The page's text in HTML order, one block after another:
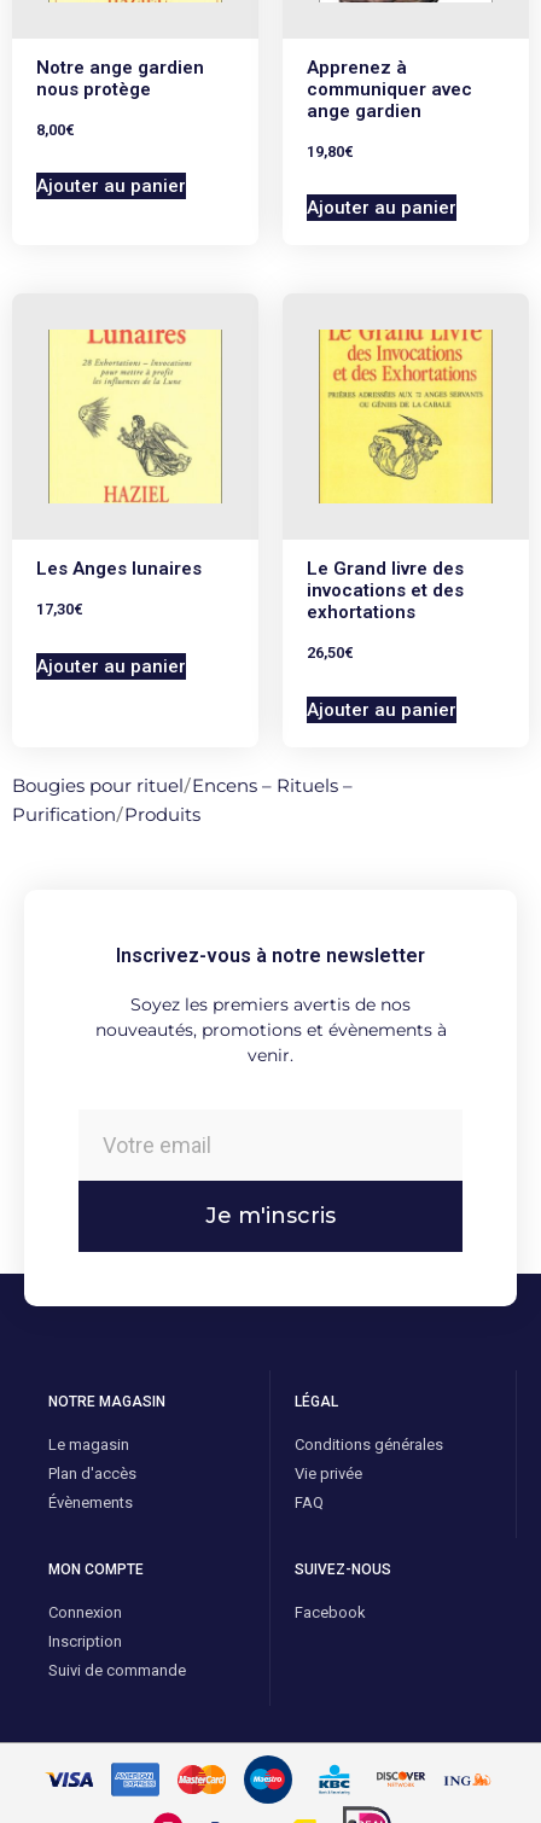
Notre ange gardien
nous protège
8,00€
Ajouter au panier
Apprenez à
communiquer avec
ange gardien
19,80€
Ajouter au panier
Les Anges lunaires
17,30€
Ajouter au panier
Le Grand livre des
invocations et des
exhortations
26,50€
Ajouter au panier
Bougies pour rituel/Encens – Rituels –
Purification/Produits
Inscrivez-vous à notre newsletter
Soyez les premiers avertis de nos
nouveautés, promotions et évènements à
venir.
Je m'inscris
NOTRE MAGASIN
Le magasin
Plan d'accès
Évènements
LÉGAL
Conditions générales
Vie privée
FAQ
MON COMPTE
Connexion
Inscription
Suivi de commande
SUIVEZ-NOUS
Facebook